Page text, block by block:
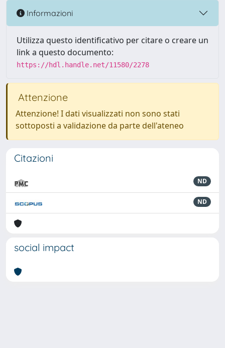
Informazioni
Utilizza questo identificativo per citare o creare un
link a questo documento:
https://hdl.handle.net/11580/2278
Attenzione
Attenzione! I dati visualizzati non sono stati
sottoposti a validazione da parte dell'ateneo
Citazioni
ND
ND
social impact